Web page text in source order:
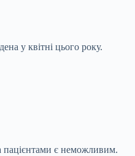
у квітні цього року.
пацієнтами є неможливим.